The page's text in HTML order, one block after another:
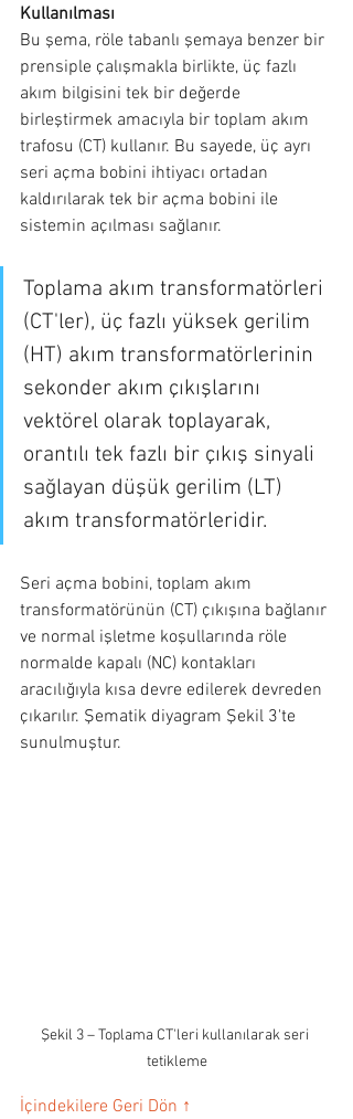
Kullanılması
Bu şema, röle tabanlı şemaya benzer bir
prensiple çalışmakla birlikte, üç fazlı
akım bilgisini tek bir değerde
birleştirmek amacıyla bir toplam akım
trafosu (CT) kullanır. Bu sayede, üç ayrı
seri açma bobini ihtiyacı ortadan
kaldırılarak tek bir açma bobini ile
sistemin açılması sağlanır.
Toplama akım transformatörleri
(CT'ler), üç fazlı yüksek gerilim
(HT) akım transformatörlerinin
sekonder akım çıkışlarını
vektörel olarak toplayarak,
orantılı tek fazlı bir çıkış sinyali
sağlayan düşük gerilim (LT)
akım transformatörleridir.
Seri açma bobini, toplam akım
transformatörünün (CT) çıkışına bağlanır
ve normal işletme koşullarında röle
normalde kapalı (NC) kontakları
aracılığıyla kısa devre edilerek devreden
çıkarılır. Şematik diyagram Şekil 3'te
sunulmuştur.
Şekil 3 – Toplama CT'leri kullanılarak seri
tetikleme
İçindekilere Geri Dön ↑